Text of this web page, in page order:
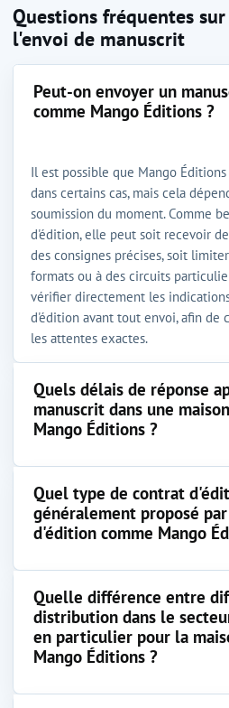
Questions fréquentes
l'envoi de manuscrit
Peut-on envoyer un
comme Mango Éditions ?
Il est possible que Mango
dans certains cas, mais cela
soumission du moment. Comme
d'édition, elle peut soit recevoir
des consignes précises, soit
formats ou à des circuits
vérifier directement les
d'édition avant tout envoi, afin de
les attentes exactes.
Quels délais de réponse
manuscrit dans une
Mango Éditions ?
Quel type de contrat
généralement proposé
d'édition comme Mango
Quelle différence entre
distribution dans le
en particulier pour la
Mango Éditions ?